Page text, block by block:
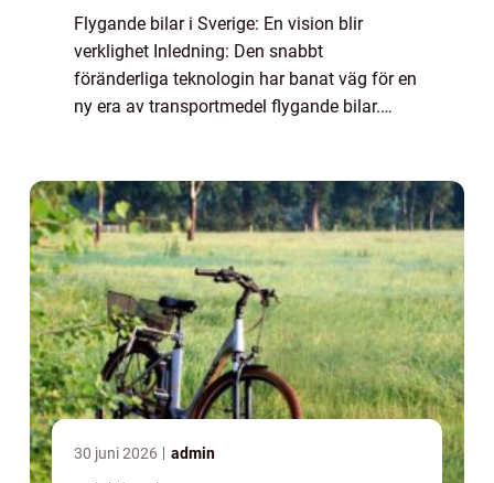
Flygande bilar i Sverige: En vision blir
verklighet Inledning: Den snabbt
föränderliga teknologin har banat väg för en
ny era av transportmedel flygande bilar.
30 juni 2026 admin